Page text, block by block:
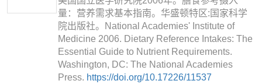
量：营养需求基本指南。华盛顿特区:国家科学
院出版社。National Academies' Institute of
Medicine 2006. Dietary Reference Intakes: The
Essential Guide to Nutrient Requirements.
Washington, DC: The National Academies
Press. https://doi.org/10.17226/11537